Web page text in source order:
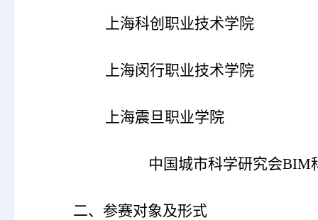
上海科创职业技术学院
上海闵行职业技术学院
上海震旦职业学院
中国城市科学研究会BIM
二、参赛对象及形式